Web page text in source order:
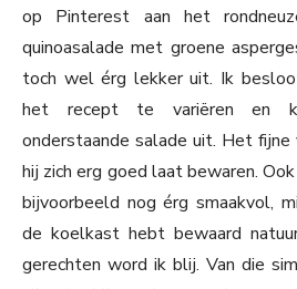
op Pinterest aan het
quinoasalade met groene
toch wel érg lekker uit. Ik
het recept te variëren en
onderstaande salade uit. Het
hij zich erg goed laat bewaren.
bijvoorbeeld nog érg smaakvol,
de koelkast hebt bewaard
gerechten word ik blij. Van die